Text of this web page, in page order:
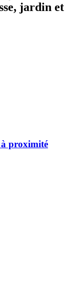
jardin et
proximité